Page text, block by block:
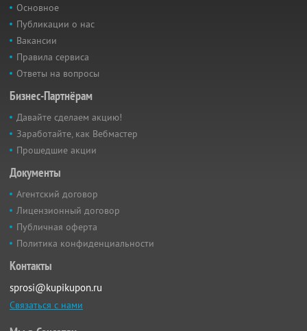
Основное
Публикации о нас
Вакансии
Правила сервиса
Ответы на вопросы
Бизнес-Партнёрам
Давайте сделаем акцию!
Заработайте, как Вебмастер
Прошедшие акции
Документы
Агентский договор
Лицензионный договор
Публичная оферта
Политика конфиденциальности
Контакты
sprosi@kupikupon.ru
Связаться с нами